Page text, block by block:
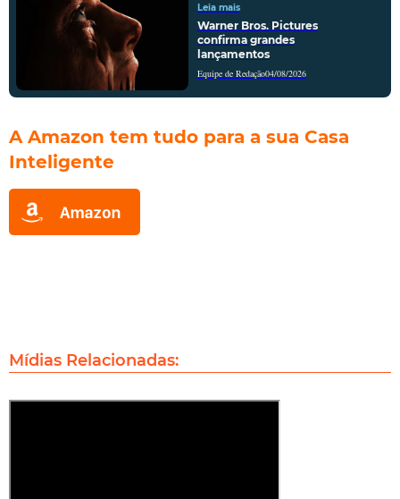
Leia mais
Warner Bros. Pictures
confirma grandes
lançamentos
Equipe de Redação04/08/2026
A Amazon tem tudo para a sua Casa
Inteligente
Mídias Relacionadas: